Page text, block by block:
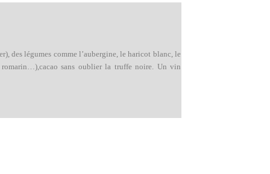
des légumes comme l’aubergine, le haricot blanc, le
romarin…),cacao sans oublier la truffe noire. Un vin